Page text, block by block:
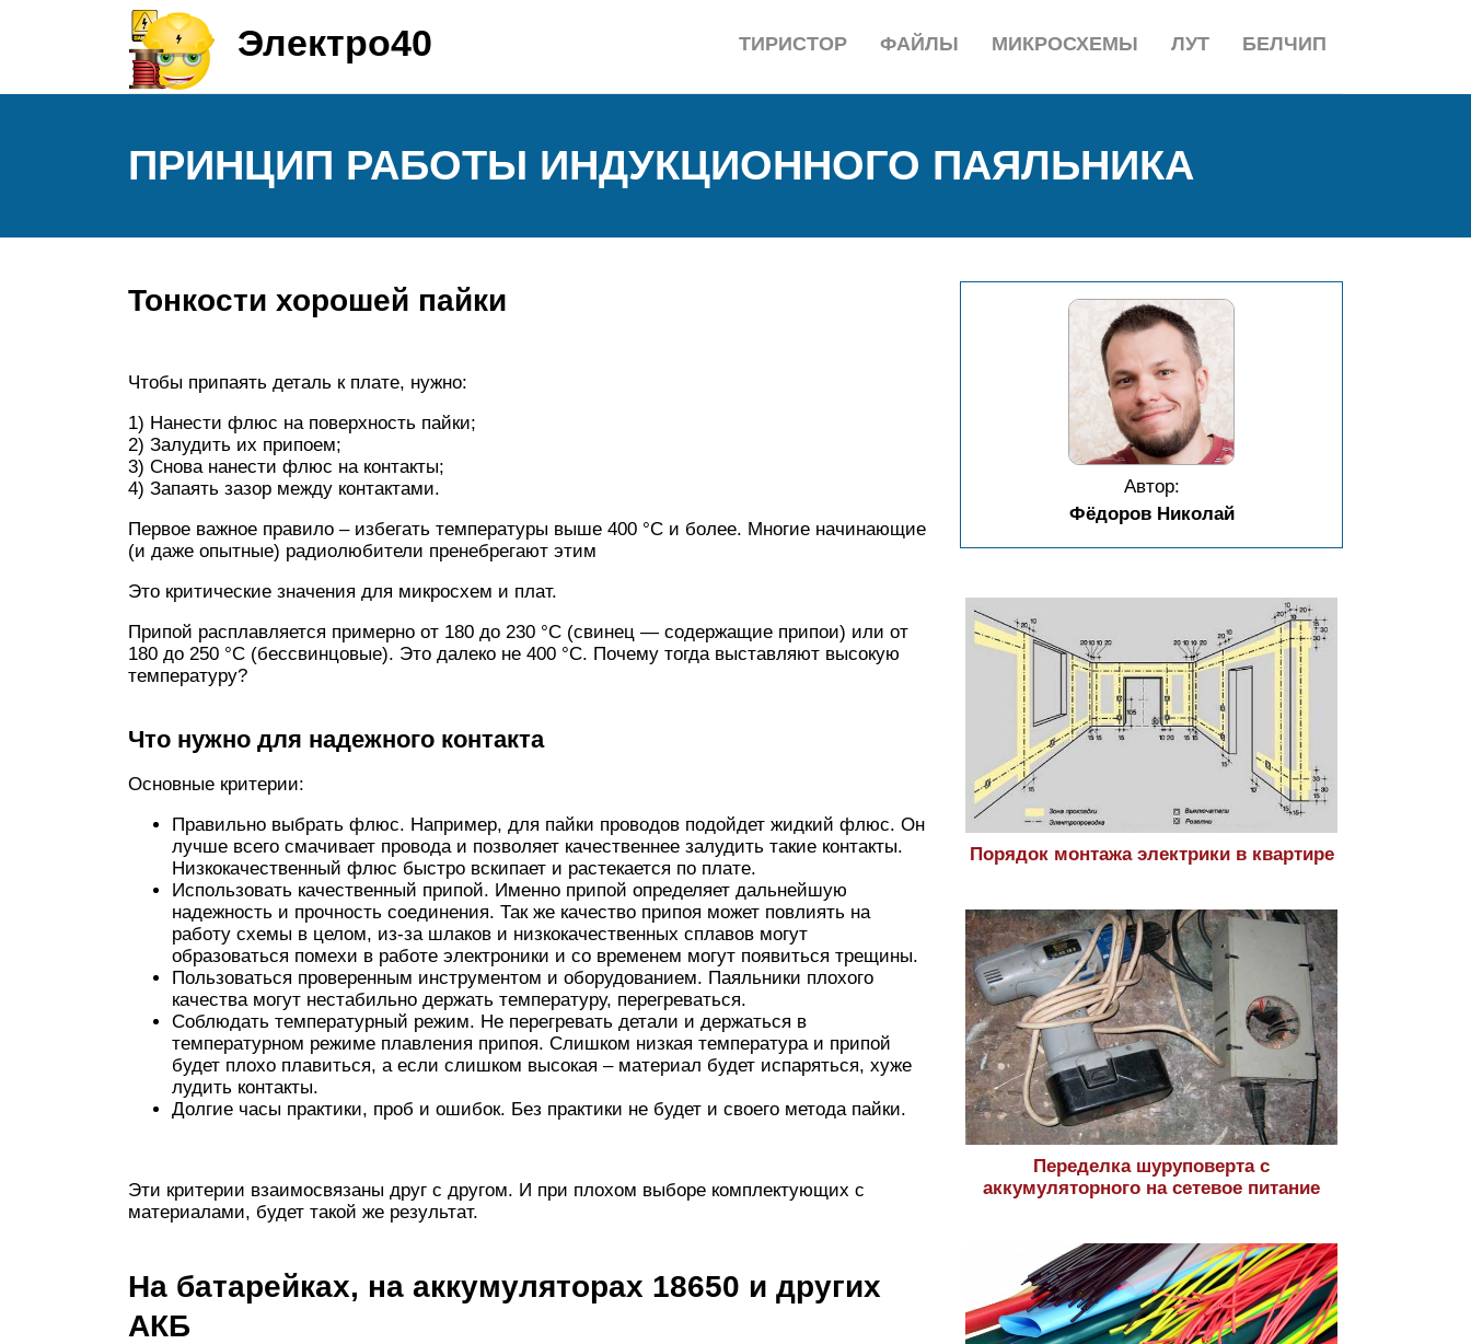
Электро40 БЕЛЧИП
ЛУТ
МИКРОСХЕМЫ
ФАЙЛЫ
ТИРИСТОР
ПРИНЦИП РАБОТЫ ИНДУКЦИОННОГО ПАЯЛЬНИКА
Тонкости хорошей пайки
Чтобы припаять деталь к плате, нужно:
1) Нанести флюс на поверхность пайки;
2) Залудить их припоем;
3) Снова нанести флюс на контакты;
4) Запаять зазор между контактами.
Первое важное правило – избегать температуры выше 400 °C и более. Многие начинающие
(и даже опытные) радиолюбители пренебрегают этим
Это критические значения для микросхем и плат.
Припой расплавляется примерно от 180 до 230 °C (свинец — содержащие припои) или от
180 до 250 °C (бессвинцовые). Это далеко не 400 °C. Почему тогда выставляют высокую
температуру?
Что нужно для надежного контакта
Основные критерии:
Правильно выбрать флюс. Например, для пайки проводов подойдет жидкий флюс. Он
лучше всего смачивает провода и позволяет качественнее залудить такие контакты.
Низкокачественный флюс быстро вскипает и растекается по плате.
Использовать качественный припой. Именно припой определяет дальнейшую
надежность и прочность соединения. Так же качество припоя может повлиять на
работу схемы в целом, из-за шлаков и низкокачественных сплавов могут
образоваться помехи в работе электроники и со временем могут появиться трещины.
Пользоваться проверенным инструментом и оборудованием. Паяльники плохого
качества могут нестабильно держать температуру, перегреваться.
Соблюдать температурный режим. Не перегревать детали и держаться в
температурном режиме плавления припоя. Слишком низкая температура и припой
будет плохо плавиться, а если слишком высокая – материал будет испаряться, хуже
лудить контакты.
Долгие часы практики, проб и ошибок. Без практики не будет и своего метода пайки.
Эти критерии взаимосвязаны друг с другом. И при плохом выборе комплектующих с
материалами, будет такой же результат.
На батарейках, на аккумуляторах 18650 и других
АКБ
Автор:
Фёдоров Николай
Порядок монтажа электрики в квартире
Переделка шуруповерта с
аккумуляторного на сетевое питание